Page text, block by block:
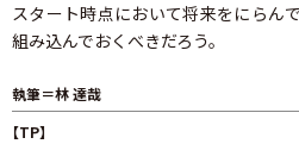
スタート時点において将来をにらん
組み込んでおくべきだろう。
執筆＝林 達哉
【TP】